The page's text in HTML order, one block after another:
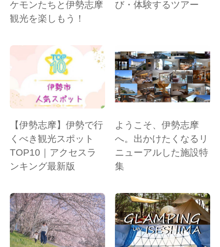
ケモンたちと伊勢志摩
観光を楽しもう！
び・体験するツアー
【伊勢志摩】伊勢で行
くべき観光スポット
TOP10｜アクセスラ
ンキング最新版
ようこそ、伊勢志摩
へ。出かけたくなるリ
ニューアルした施設特
集